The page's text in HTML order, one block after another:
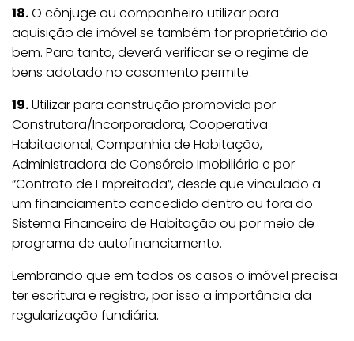
18.O cônjuge ou companheiro utilizar para
aquisição de imóvel se também for proprietário do
bem. Para tanto, deverá verificar se o regime de
bens adotado no casamento permite.
19.Utilizar para construção promovida por
Construtora/Incorporadora, Cooperativa
Habitacional, Companhia de Habitação,
Administradora de Consórcio Imobiliário e por
“Contrato de Empreitada”, desde que vinculado a
um financiamento concedido dentro ou fora do
Sistema Financeiro de Habitação ou por meio de
programa de autofinanciamento.
Lembrando que em todos os casos o imóvel precisa
ter escritura e registro, por isso a importância da
regularização fundiária.